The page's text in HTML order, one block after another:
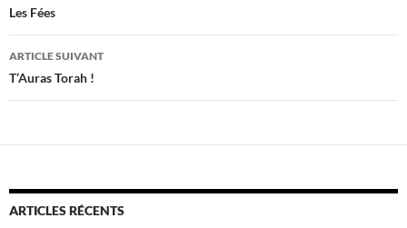
des
articles
Les Fées
ARTICLE SUIVANT
T’Auras Torah !
ARTICLES RÉCENTS